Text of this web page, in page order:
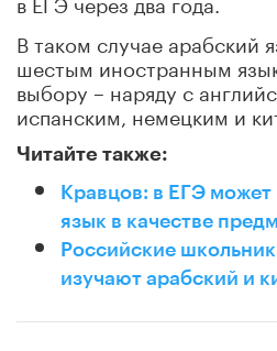
В таком случае арабский
шестым иностранным
выбору – наряду с
испанским, немецким и
Читайте также:
Кравцов: в ЕГЭ может
язык в качестве
Российские
изучают арабский и